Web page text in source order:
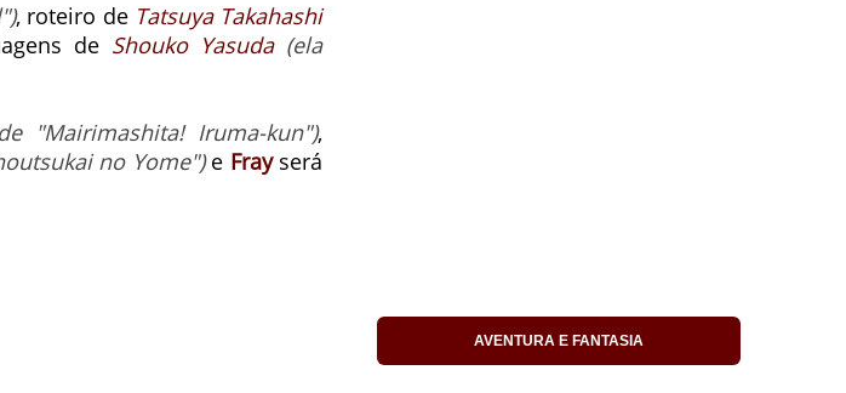
, roteiro de Tatsuya Takahashi
de Shouko Yasuda (ela
"Mairimashita! Iruma-kun"),
no Yome")e Frayserá
AVENTURA E FANTASIA